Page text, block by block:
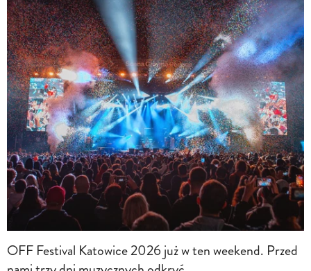
OFF Festival Katowice 2026 już w ten weekend. Przed